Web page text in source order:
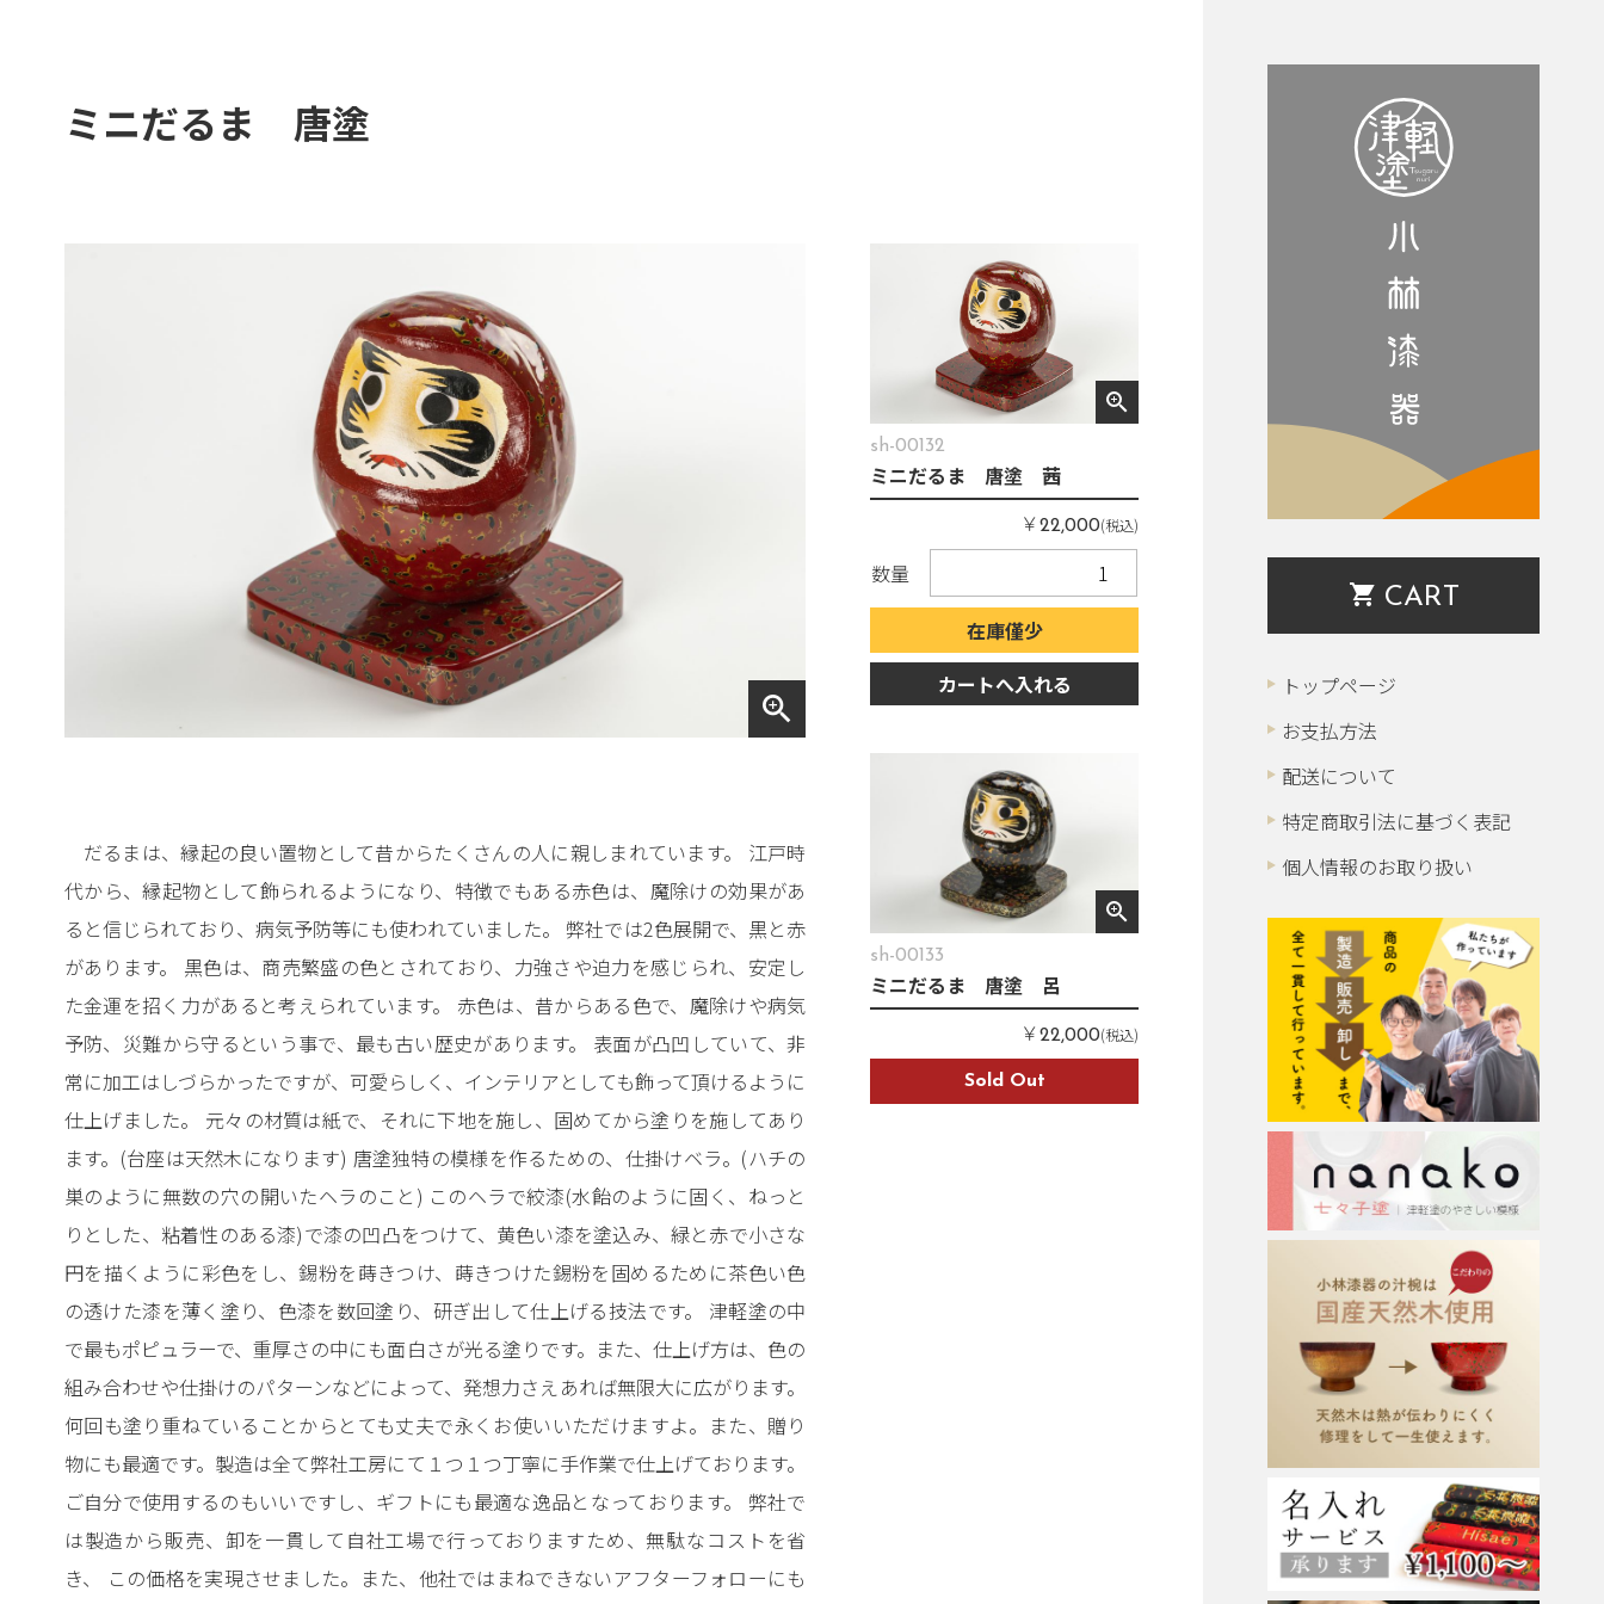
shopping_cart CART
トップページ
お支払方法
配送について
特定商取引法に基づく表記
個人情報のお取り扱い
ミニだるま 唐塗
zoom_in
だるまは、縁起の良い置物として昔からたくさんの人に親しまれています。 江戸時
代から、縁起物として飾られるようになり、特徴でもある赤色は、魔除けの効果があ
ると信じられており、病気予防等にも使われていました。 弊社では2色展開で、黒と赤
があります。 黒色は、商売繁盛の色とされており、力強さや迫力を感じられ、安定し
た金運を招く力があると考えられています。 赤色は、昔からある色で、魔除けや病気
予防、災難から守るという事で、最も古い歴史があります。 表面が凸凹していて、非
常に加工はしづらかったですが、可愛らしく、インテリアとしても飾って頂けるように
仕上げました。 元々の材質は紙で、それに下地を施し、固めてから塗りを施してあり
ます。(台座は天然木になります) 唐塗独特の模様を作るための、仕掛けベラ。(ハチの
巣のように無数の穴の開いたヘラのこと) このヘラで絞漆(水飴のように固く、ねっと
りとした、粘着性のある漆)で漆の凹凸をつけて、黄色い漆を塗込み、緑と赤で小さな
円を描くように彩色をし、錫粉を蒔きつけ、蒔きつけた錫粉を固めるために茶色い色
の透けた漆を薄く塗り、色漆を数回塗り、研ぎ出して仕上げる技法です。 津軽塗の中
で最もポピュラーで、重厚さの中にも面白さが光る塗りです。また、仕上げ方は、色の
組み合わせや仕掛けのパターンなどによって、発想力さえあれば無限大に広がります。
何回も塗り重ねていることからとても丈夫で永くお使いいただけますよ。また、贈り
物にも最適です。製造は全て弊社工房にて１つ１つ丁寧に手作業で仕上げております。
ご自分で使用するのもいいですし、ギフトにも最適な逸品となっております。 弊社で
は製造から販売、卸を一貫して自社工場で行っておりますため、無駄なコストを省
き、 この価格を実現させました。また、他社ではまねできないアフターフォローにも
zoom_in
sh-00132
ミニだるま 唐塗 茜
￥22,000(税込)
数量
在庫僅少
カートへ入れる
zoom_in
sh-00133
ミニだるま 唐塗 呂
￥22,000(税込)
Sold Out